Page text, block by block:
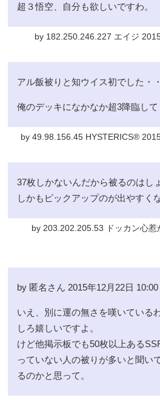
超３悟空、自分も欲しいですわ。
by 182.250.246.227 エイジ
アル飯被りと知ウイス初でした・
俺のデッキになかなか超3降臨し
by 49.98.156.45 HYSTERICS®
37枚しかないんだから被るのはし
しかもピックアップのが出やすく
by 203.202.205.53 ドッカン心惹
by 匿名さん 2015年12月22日
いえ、別に運の無さを嘆いている
しろ嬉しいですよ。
けど他掲示板でも50枚以上ある
っていない人の被りが多いと聞い
るのかと思って。